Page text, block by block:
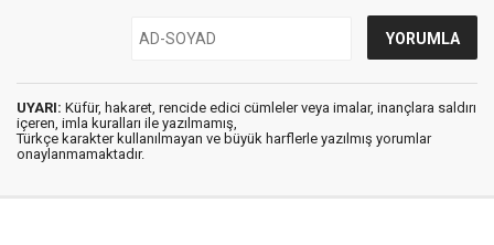
UYARI: Küfür, hakaret, rencide edici cümleler veya imalar, inançlara saldırı
içeren, imla kuralları ile yazılmamış,
Türkçe karakter kullanılmayan ve büyük harflerle yazılmış yorumlar
onaylanmamaktadır.